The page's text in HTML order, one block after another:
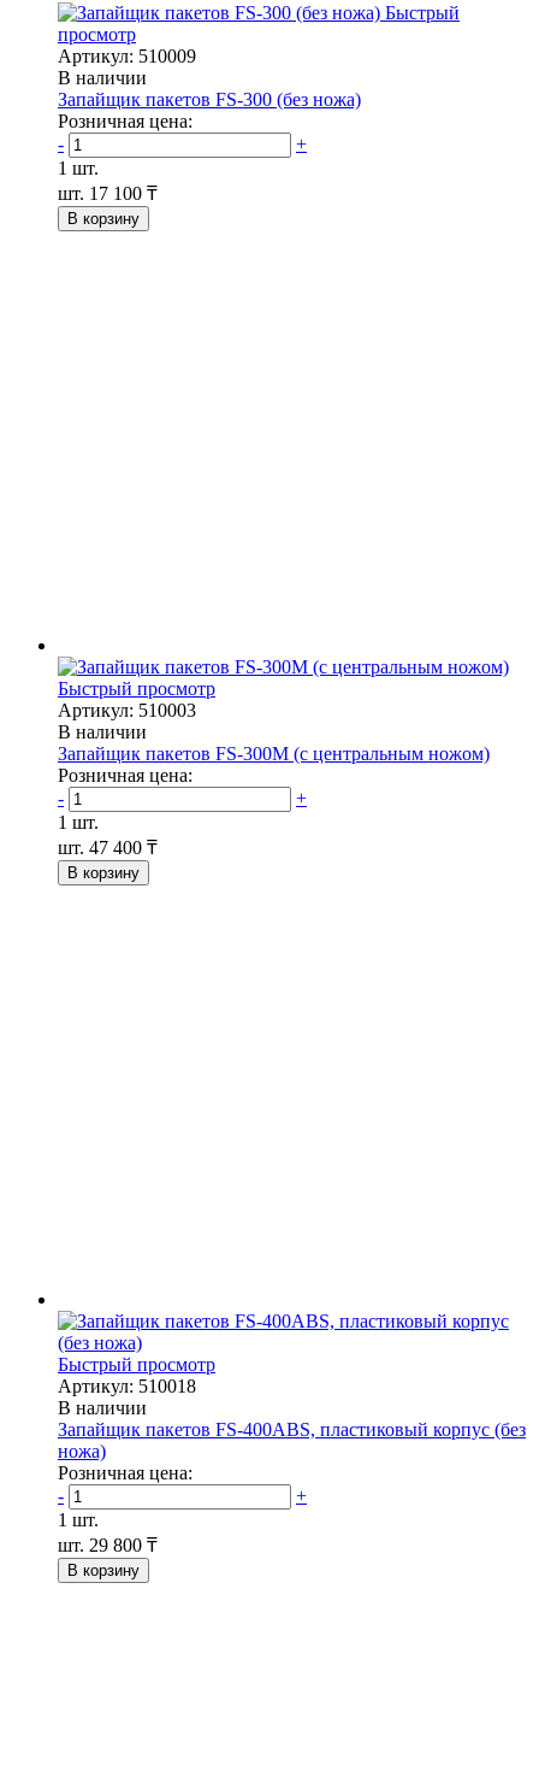
Быстрый
просмотр
Артикул: 510009
В наличии
Запайщик пакетов FS-300 (без ножа)
Розничная цена:
-
+
1 шт.
шт. 17 100 ₸
В корзину
Быстрый просмотр
Артикул: 510003
В наличии
Запайщик пакетов FS-300М (с центральным ножом)
Розничная цена:
-
+
1 шт.
шт. 47 400 ₸
В корзину
Быстрый просмотр
Артикул: 510018
В наличии
Запайщик пакетов FS-400ABS, пластиковый корпус (без
ножа)
Розничная цена:
-
+
1 шт.
шт. 29 800 ₸
В корзину